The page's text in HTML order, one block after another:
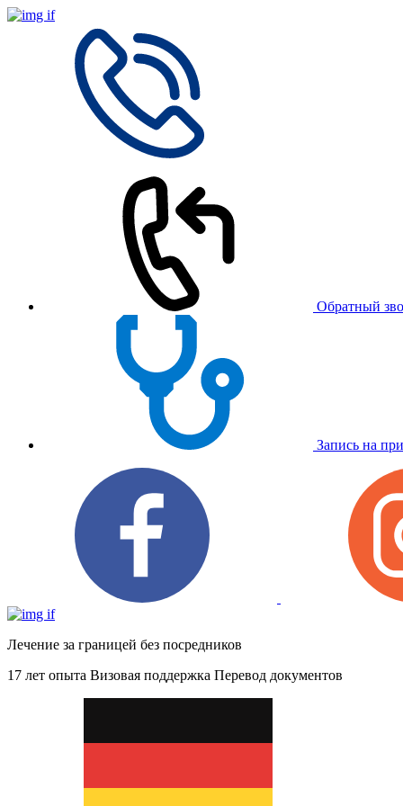
Обратный
Запись на
Лечение за границей без посредников
17 лет опыта Визовая поддержка Перевод документов